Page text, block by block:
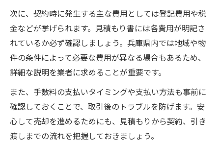
次に、契約時に発生する主な費用としては登記費用や税
金などが挙げられます。見積もり書には各費用が明記さ
れているか必ず確認しましょう。兵庫県内では地域や物
件の条件によって必要な費用が異なる場合もあるため、
詳細な説明を業者に求めることが重要です。
また、手数料の支払いタイミングや支払い方法も事前に
確認しておくことで、取引後のトラブルを防げます。安
心して売却を進めるためにも、見積もりから契約、引き
渡しまでの流れを把握しておきましょう。